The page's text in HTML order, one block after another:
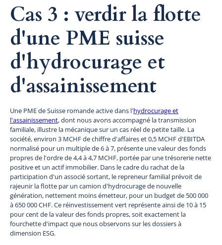
Cas 3 : verdir la flotte
d'une PME suisse
d'hydrocurage et
d'assainissement
Une PME de Suisse romande active dans l'hydrocurage et
l'assainissement, dont nous avons accompagné la transmission
familiale, illustre la mécanique sur un cas réel de petite taille. La
société, environ 3 MCHF de chiffre d'affaires et 0,5 MCHF d'EBITDA
normalisé pour un multiple de 6 à 7, présente une valeur des fonds
propres de l'ordre de 4,4 à 4,7 MCHF, portée par une trésorerie nette
positive et un actif immobilier. Dans le cadre du rachat de la
participation d'un associé sortant, le repreneur familial prévoit de
rajeunir la flotte par un camion d'hydrocurage de nouvelle
génération, nettement moins émetteur, pour un budget de 500 000
à 650 000 CHF. Ce réinvestissement vert représente ainsi de 10 à 15
pour cent de la valeur des fonds propres, soit exactement la
fourchette d'impact que nous observons sur les dossiers à
dimension ESG.